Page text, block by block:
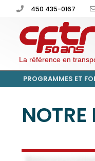
450 435-0167
La référence en
PROGRAMMES ET
NOTRE